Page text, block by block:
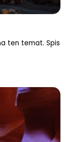
ten temat. Spis